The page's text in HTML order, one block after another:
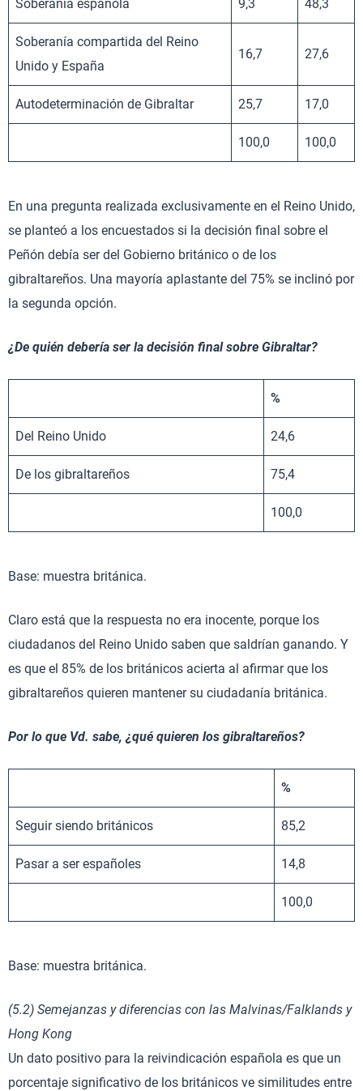
Soberanía española 9,3 48,3
Soberanía compartida del Reino
Unido y España
16,7 27,6
Autodeterminación de Gibraltar 25,7 17,0
100,0 100,0
En una pregunta realizada exclusivamente en el Reino Unido,
se planteó a los encuestados si la decisión final sobre el
Peñón debía ser del Gobierno británico o de los
gibraltareños. Una mayoría aplastante del 75% se inclinó por
la segunda opción.
¿De quién debería ser la decisión final sobre Gibraltar?
%
Del Reino Unido 24,6
De los gibraltareños 75,4
100,0
Base: muestra británica.
Claro está que la respuesta no era inocente, porque los
ciudadanos del Reino Unido saben que saldrían ganando. Y
es que el 85% de los británicos acierta al afirmar que los
gibraltareños quieren mantener su ciudadanía británica.
Por lo que Vd. sabe, ¿qué quieren los gibraltareños?
%
Seguir siendo británicos 85,2
Pasar a ser españoles 14,8
100,0
Base: muestra británica.
(5.2) Semejanzas y diferencias con las Malvinas/Falklands y
Hong Kong
Un dato positivo para la reivindicación española es que un
porcentaje significativo de los británicos ve similitudes entre